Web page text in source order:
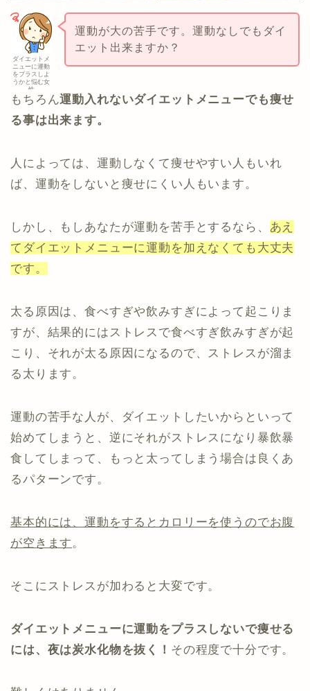
ダイエットメ
ニューに運動
をプラスしよ
うかと悩む女
性
運動が大の苦手です。運動なしでもダイ
エット出来ますか？
もちろん運動入れないダイエットメニューでも痩せ
る事は出来ます。
人によっては、運動しなくて痩せやすい人もいれ
ば、運動をしないと痩せにくい人もいます。
しかし、もしあなたが運動を苦手とするなら、 あえ
てダイエットメニューに運動を加えなくても大丈夫
です。
太る原因は、食べすぎや飲みすぎによって起こりま
すが、結果的にはストレスで食べすぎ飲みすぎが起
こり、それが太る原因になるので、ストレスが溜ま
る太ります。
運動の苦手な人が、ダイエットしたいからといって
始めてしまうと、逆にそれがストレスになり暴飲暴
食してしまって、もっと太ってしまう場合は良くあ
るパターンです。
基本的には、運動をするとカロリーを使うのでお腹
が空きます 。
そこにストレスが加わると大変です。
ダイエットメニューに運動をプラスしないで痩せる
には、夜は炭水化物を抜く！ その程度で十分です。